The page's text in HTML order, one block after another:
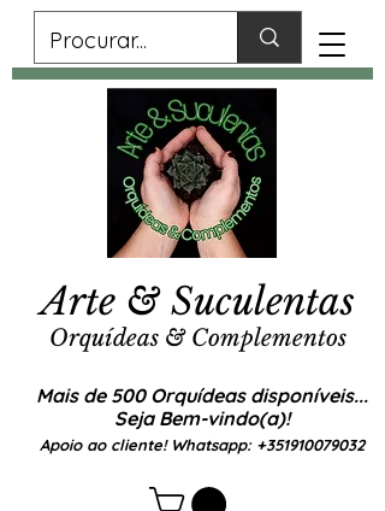
Mais de 500 Orquídeas disponíveis...
Seja Bem-vindo(a)!
Apoio ao cliente! Whatsapp: +351910079032
Arte & Suculentas
Orquídeas & Complementos